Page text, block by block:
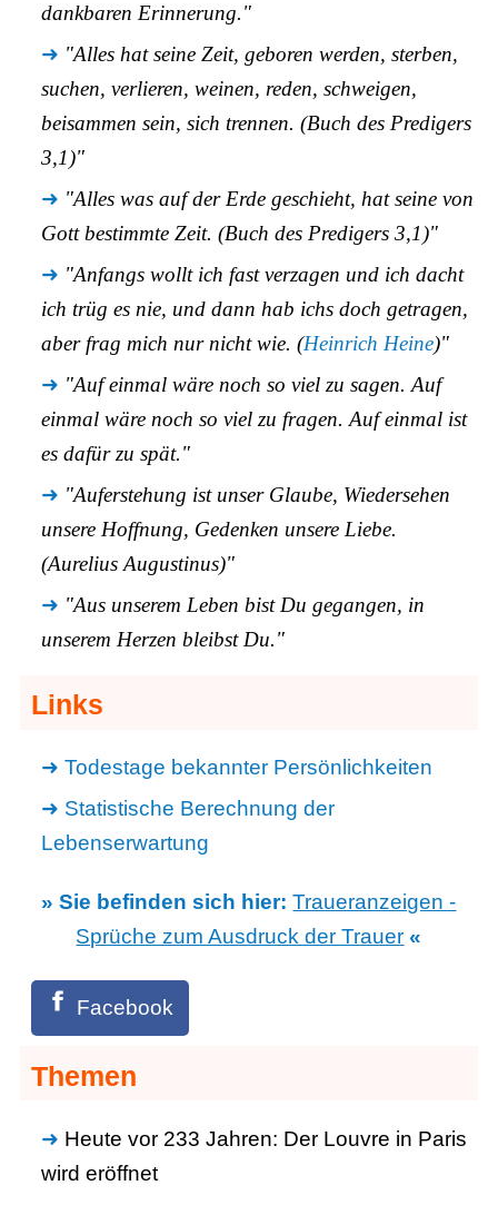
dankbaren Erinnerung."
"Alles hat seine Zeit, geboren werden, sterben,
suchen, verlieren, weinen, reden, schweigen,
beisammen sein, sich trennen. (Buch des Predigers
3,1)"
"Alles was auf der Erde geschieht, hat seine von
Gott bestimmte Zeit. (Buch des Predigers 3,1)"
"Anfangs wollt ich fast verzagen und ich dacht
ich trüg es nie, und dann hab ichs doch getragen,
aber frag mich nur nicht wie. (Heinrich Heine)"
"Auf einmal wäre noch so viel zu sagen. Auf
einmal wäre noch so viel zu fragen. Auf einmal ist
es dafür zu spät."
"Auferstehung ist unser Glaube, Wiedersehen
unsere Hoffnung, Gedenken unsere Liebe.
(Aurelius Augustinus)"
"Aus unserem Leben bist Du gegangen, in
unserem Herzen bleibst Du."
Links
Todestage bekannter Persönlichkeiten
Statistische Berechnung der
Lebenserwartung
» Sie befinden sich hier: Traueranzeigen -
Sprüche zum Ausdruck der Trauer «
Facebook
Themen
Heute vor 233 Jahren: Der Louvre in Paris
wird eröffnet